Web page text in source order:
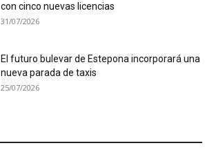
con cinco nuevas licencias
31/07/2026
El futuro bulevar de Estepona incorporará una
nueva parada de taxis
25/07/2026